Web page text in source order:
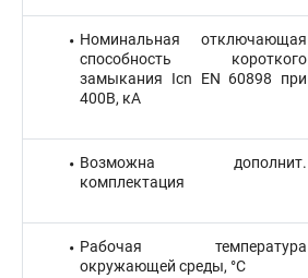
Номинальная отключающая
способность короткого
замыкания Icn EN 60898 при
400В, кА
Возможна дополнит.
комплектация
Рабочая температура
окружающей среды, °C